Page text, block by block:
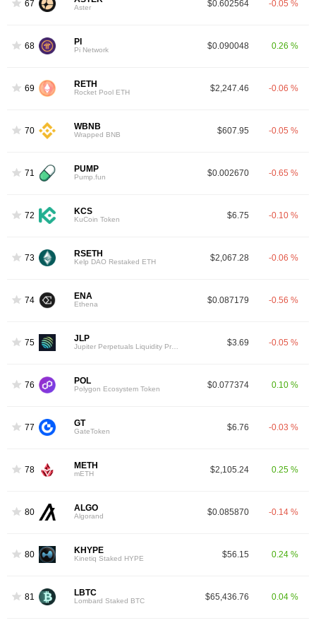
67 Aster $0.602564 -0.05 %
68 PI
Pi Network $0.090048 0.26 %
69 RETH
Rocket Pool ETH $2,247.46 -0.06 %
70 WBNB
Wrapped BNB $607.95 -0.05 %
71 PUMP
Pump.fun $0.002670 -0.65 %
72 KCS
KuCoin Token $6.75 -0.10 %
73 RSETH
Kelp DAO Restaked ETH $2,067.28 -0.06 %
74 ENA
Ethena $0.087179 -0.56 %
75 JLP $3.69 -0.05 %
76 POL
Polygon Ecosystem Token $0.077374 0.10 %
77 GT
GateToken $6.76 -0.03 %
78 METH
mETH $2,105.24 0.25 %
80 ALGO
Algorand $0.085870 -0.14 %
80 KHYPE
Kinetiq Staked HYPE $56.15 0.24 %
81 LBTC
Lombard Staked BTC $65,436.76 0.04 %